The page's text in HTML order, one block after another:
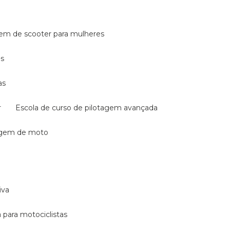
de scooter para mulheres
escola de curso de pilotagem avançada
de moto
para motociclistas